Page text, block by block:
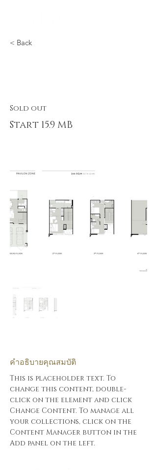
< Back
Sold out
Start 15.9 MB
คำอธิบายคุณสมบัติ
This is placeholder text. To
change this content, double-
click on the element and click
Change Content. To manage all
your collections, click on the
Content Manager button in the
Add panel on the left.